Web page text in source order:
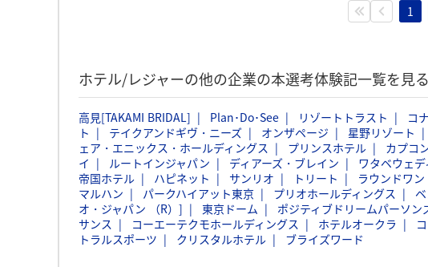
1
ホテル/レジャーの他の企業の本選考体験記一覧を見る
高見[TAKAMI BRIDAL] Plan･Do･See リゾートトラスト コ
ト
テイクアンドギヴ・ニーズ オンザページ 星野リゾート
ェア・エニックス・ホールディングス
プリンスホテル カプコ
イ
ルートインジャパン ディアーズ・ブレイン ワタベウェ
帝国ホテル
ハピネット サンリオ トリート ラウンドワン
マルハン
パークハイアット東京 プリオホールディングス
オ・ジャパン （R）]
東京ドーム ポジティブドリームパーソン
サンス
コーエーテクモホールディングス ホテルオークラ
トラルスポーツ
クリスタルホテル ブライズワード